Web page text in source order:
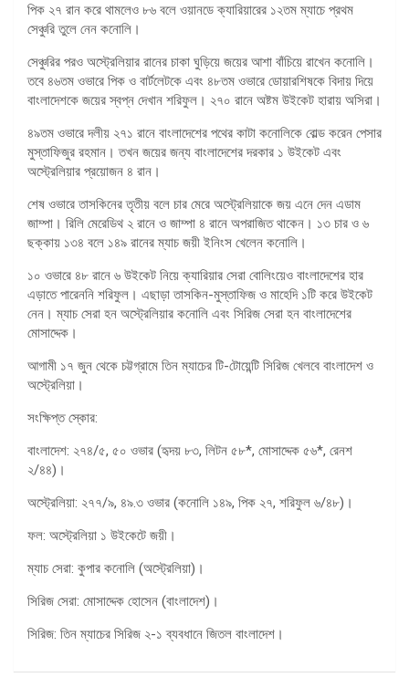
পিক ২৭ রান করে থামলেও ৮৬ বলে ওয়ানডে ক্যারিয়ারের ১২তম ম্যাচে প্রথম
সেঞ্চুরি তুলে নেন কনোলি।
সেঞ্চুরির পরও অস্ট্রেলিয়ার রানের চাকা ঘুড়িয়ে জয়ের আশা বাঁচিয়ে রাখেন কনোলি।
তবে ৪৬তম ওভারে পিক ও বার্টলেটকে এবং ৪৮তম ওভারে ডোয়ারশিষকে বিদায় দিয়ে
বাংলাদেশকে জয়ের স্বপ্ন দেখান শরিফুল। ২৭০ রানে অষ্টম উইকেট হারায় অসিরা।
৪৯তম ওভারে দলীয় ২৭১ রানে বাংলাদেশের পথের কাটা কনোলিকে বোল্ড করেন পেসার
মুস্তাফিজুর রহমান। তখন জয়ের জন্য বাংলাদেশের দরকার ১ উইকেট এবং
অস্ট্রেলিয়ার প্রয়োজন ৪ রান।
শেষ ওভারে তাসকিনের তৃতীয় বলে চার মেরে অস্ট্রেলিয়াকে জয় এনে দেন এডাম
জাম্পা। রিলি মেরেডিথ ২ রানে ও জাম্পা ৪ রানে অপরাজিত থাকেন। ১৩ চার ও ৬
ছক্কায় ১৩৪ বলে ১৪৯ রানের ম্যাচ জয়ী ইনিংস খেলেন কনোলি।
১০ ওভারে ৪৮ রানে ৬ উইকেট নিয়ে ক্যারিয়ার সেরা বোলিংয়েও বাংলাদেশের হার
এড়াতে পারেননি শরিফুল। এছাড়া তাসকিন-মুস্তাফিজ ও মাহেদি ১টি করে উইকেট
নেন। ম্যাচ সেরা হন অস্ট্রেলিয়ার কনোলি এবং সিরিজ সেরা হন বাংলাদেশের
মোসাদ্দেক।
আগামী ১৭ জুন থেকে চট্টগ্রামে তিন ম্যাচের টি-টোয়েন্টি সিরিজ খেলবে বাংলাদেশ ও
অস্ট্রেলিয়া।
সংক্ষিপ্ত স্কোর:
বাংলাদেশ: ২৭৪/৫, ৫০ ওভার (হৃদয় ৮৩, লিটন ৫৮*, মোসাদ্দেক ৫৬*, রেনশ
২/৪৪)।
অস্ট্রেলিয়া: ২৭৭/৯, ৪৯.৩ ওভার (কনোলি ১৪৯, পিক ২৭, শরিফুল ৬/৪৮)।
ফল: অস্ট্রেলিয়া ১ উইকেটে জয়ী।
ম্যাচ সেরা: কুপার কনোলি (অস্ট্রেলিয়া)।
সিরিজ সেরা: মোসাদ্দেক হোসেন (বাংলাদেশ)।
সিরিজ: তিন ম্যাচের সিরিজ ২-১ ব্যবধানে জিতল বাংলাদেশ।